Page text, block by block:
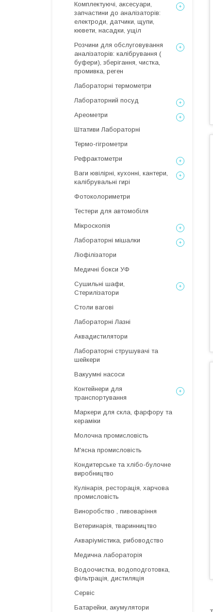
Комплектуючі, аксесуари,
запчастини до аналізаторів:
електроди, датчики, щупи,
кювети, насадки, ущіл
Розчини для обслуговування
аналізаторів: калібрування (
буфери), зберігання, чистка,
промивка, реген
Лабораторні термометри
Лабораторний посуд
Ареометри
Штативи Лабораторні
Термо-гігрометри
Рефрактометри
Ваги ювілірні, кухонні, кантери,
калібрувальні гирі
Фотоколориметри
Тестери для автомобіля
Мікроскопія
Лабораторні мішалки
Ліофілізатори
Медичні бокси УФ
Сушильні шафи,
Стерилізатори
Столи вагові
Лабораторні Лазні
Аквадистилятори
Лабораторні струшувачі та
шейкери
Вакуумні насоси
Контейнери для
транспортування
Маркери для скла, фарфору та
кераміки
Молочна промисловість
М'ясна промисловість
Кондитерське та хлібо-булочне
виробництво
Кулінарія, ресторація, харчова
промисловість
Виноробство , пивоваріння
Ветеринарія, тваринництво
Акваріумістика, рибоводство
Медична лабораторія
Водоочистка, водоподготовка,
фільтрація, дистиляція
Сервіс
Батарейки, акумулятори